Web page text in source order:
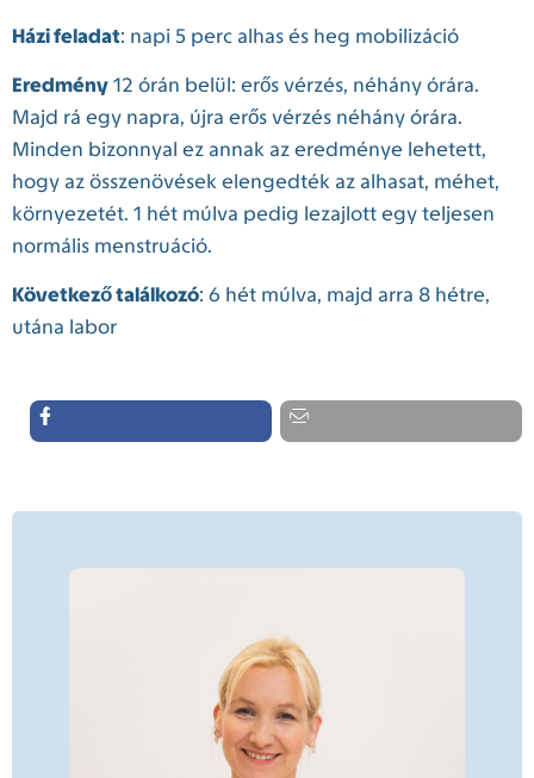
Házi feladat: napi 5 perc alhas és heg mobilizáció
Eredmény 12 órán belül: erős vérzés, néhány órára.
Majd rá egy napra, újra erős vérzés néhány órára.
Minden bizonnyal ez annak az eredménye lehetett,
hogy az összenövések elengedték az alhasat, méhet,
környezetét. 1 hét múlva pedig lezajlott egy teljesen
normális menstruáció.
Következő találkozó: 6 hét múlva, majd arra 8 hétre,
utána labor